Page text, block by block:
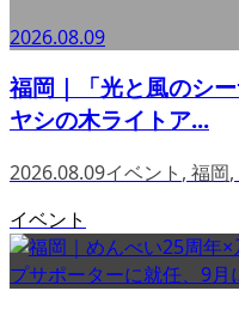
2026.08.09
福岡｜「光と風のシ
ヤシの木ライトア...
2026.08.09イベント , 福岡,
イベント